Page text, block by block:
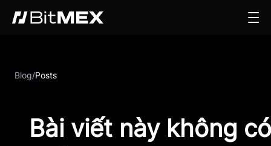
Blog/Posts
Bài viết này không có